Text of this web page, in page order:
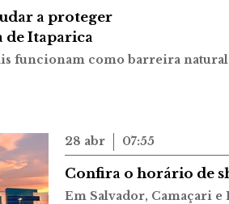
a proteger
de Itaparica
funcionam como barreira natural
28 abr 07:55
Confira o horário de
Em Salvador, Camaçari e